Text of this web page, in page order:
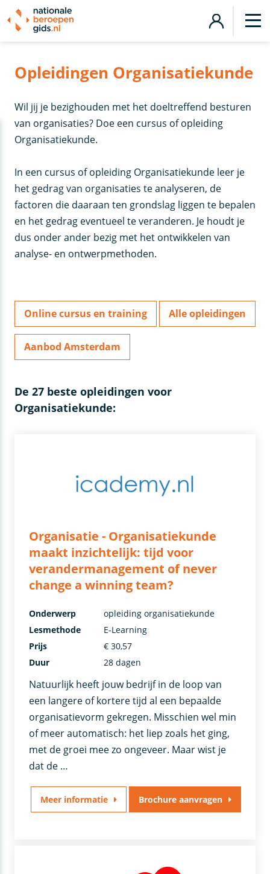
Opleidingen Organisatiekunde
Wil jij je bezighouden met het doeltreffend besturen
van organisaties? Doe een cursus of opleiding
Organisatiekunde.
In een cursus of opleiding Organisatiekunde leer je
het gedrag van organisaties te analyseren, de
factoren die daaraan ten grondslag liggen te bepalen
en het gedrag eventueel te veranderen. Je houdt je
dus onder ander bezig met het ontwikkelen van
analyse- en ontwerpmethoden.
Online cursus en training Alle opleidingen
Aanbod Amsterdam
De 27 beste opleidingen voor
Organisatiekunde:
Organisatie - Organisatiekunde
maakt inzichtelijk: tijd voor
verandermanagement of never
change a winning team?
Natuurlijk heeft jouw bedrijf in de loop van
een langere of kortere tijd al een bepaalde
organisatievorm gekregen. Misschien wel min
of meer automatisch: het liep zoals het ging,
met de groei mee zo ongeveer. Maar wist je
dat de …
Onderwerp
opleiding organisatiekunde
Lesmethode
E-Learning
Prijs
€ 30,57
Duur
28 dagen
Meer informatie Brochure aanvragen